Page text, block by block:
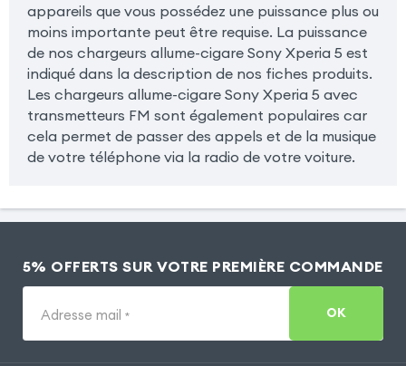
appareils que vous possédez une puissance plus ou
moins importante peut être requise. La puissance
de nos chargeurs allume-cigare Sony Xperia 5 est
indiqué dans la description de nos fiches produits.
Les chargeurs allume-cigare Sony Xperia 5 avec
transmetteurs FM sont également populaires car
cela permet de passer des appels et de la musique
de votre téléphone via la radio de votre voiture.
5% OFFERTS SUR VOTRE PREMIÈRE COMMANDE
Adresse mail * OK